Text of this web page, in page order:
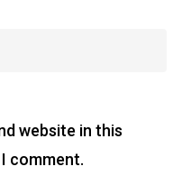
website in this
comment.